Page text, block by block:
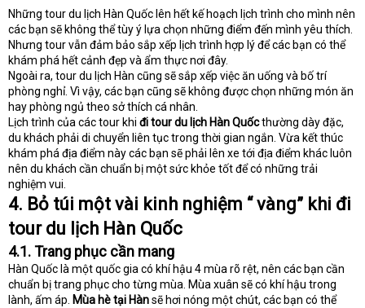
Những tour du lịch Hàn Quốc lên hết kế hoạch lịch trình cho mình nên
các bạn sẽ không thể tùy ý lựa chọn những điểm đến mình yêu thích.
Nhưng tour vẫn đảm bảo sắp xếp lịch trình hợp lý để các bạn có thể
khám phá hết cảnh đẹp và ẩm thực nơi đây.
Ngoài ra, tour du lịch Hàn cũng sẽ sắp xếp việc ăn uống và bố trí
phòng nghỉ. Vì vậy, các bạn cũng sẽ không được chọn những món ăn
hay phòng ngủ theo sở thích cá nhân.
Lịch trình của các tour khi đi tour du lịch Hàn Quốcthường dày đặc,
du khách phải di chuyển liên tục trong thời gian ngắn. Vừa kết thúc
khám phá địa điểm này các bạn sẽ phải lên xe tới địa điểm khác luôn
nên du khách cần chuẩn bị một sức khỏe tốt để có những trải
nghiệm vui.
4. Bỏ túi một vài kinh nghiệm “ vàng” khi đi
tour du lịch Hàn Quốc
4.1. Trang phục cần mang
Hàn Quốc là một quốc gia có khí hậu 4 mùa rõ rệt, nên các bạn cần
chuẩn bị trang phục cho từng mùa. Mùa xuân sẽ có khí hậu trong
lành, ấm áp. Mùa hè tại Hànsẽ hơi nóng một chút, các bạn có thể